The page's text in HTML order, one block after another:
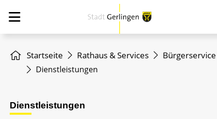
Startseite Rathaus & Services Bürgerservice
Dienstleistungen
Dienstleistungen